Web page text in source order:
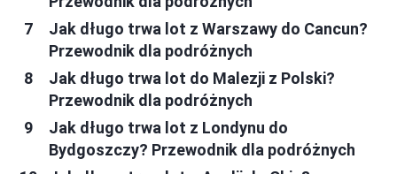
Jak długo trwa lot z Warszawy do Cancun?
Przewodnik dla podróżnych
Jak długo trwa lot do Malezji z Polski?
Przewodnik dla podróżnych
Jak długo trwa lot z Londynu do
Bydgoszczy? Przewodnik dla podróżnych